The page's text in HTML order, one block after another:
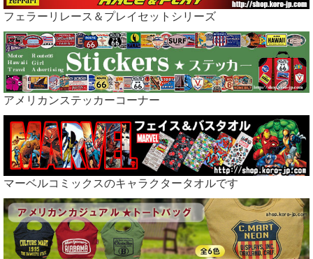
フェラーリレース＆プレイセットシリーズ
アメリカンステッカーコーナー
マーベルコミックスのキャラクタータオルです